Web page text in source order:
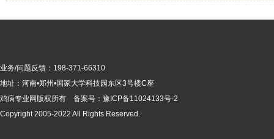
业务/问题反馈：198-371-66310
地址：河南•郑州•国家大学科技园东区3号楼C座
鸡病专业网版权所有 备案号： 豫ICP备11024133号-2
Copyright 2005-2022 All Rights Reserved.